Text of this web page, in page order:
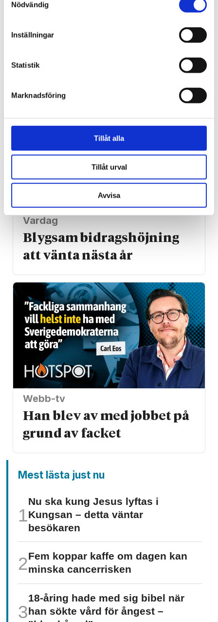
Nödvändig
Inställningar
Statistik
Marknadsföring
Tillåt alla
Tillåt urval
Avvisa
18-åring hade med sig
bibel när han sökte vård
Vardag
Blygsam bidrags­höjning
att vänta nästa år
Webb-tv
Han blev av med jobbet på
grund av facket
Mest lästa just nu
Nu ska kung Jesus lyftas i
Kungsan – detta väntar
besökaren
Fem koppar kaffe om dagen kan
minska cancer­risken
18-åring hade med sig bibel när
han sökte vård för ångest –